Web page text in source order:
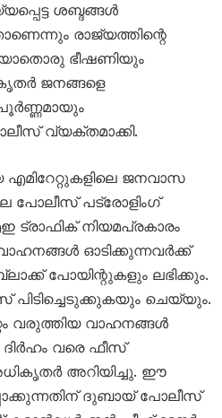
ശബ്ദങ്ങൾ
രാജ്യത്തിന്റെ
ഭീഷണിയും
ജനങ്ങളെ
വ്യക്തമാക്കി.
ജനവാസ
പോലീസ് പട്രോളിംഗ്
ട്രാഫിക് നിയമപ്രകാരം
ഓടിക്കുന്നവർക്ക്
പോയിന്റുകളും ലഭിക്കും.
ചെയ്യും.
വരുത്തിയ വാഹനങ്ങൾ
ദിർഹം വരെ ഫീസ്
അറിയിച്ചു. ഈ
ദുബായ് പോലീസ്